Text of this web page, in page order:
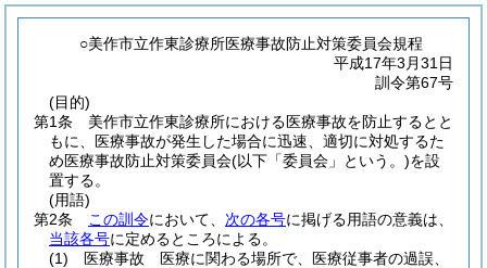
○美作市立作東診療所医療事故防止対策委員会規程
平成17年3月31日
訓令第67号
(目的)
第1条
美作市立作東診療所における医療事故を防止するとと
もに、医療事故が発生した場合に迅速、適切に対処するた
め医療事故防止対策委員会(以下「委員会」という。)を設
置する。
(用語)
第2条
この訓令において、 次の各号に掲げる用語の意義は、
当該各号に定めるところによる。
(1)
医療事故 医療に関わる場所で、医療従事者の過誤、